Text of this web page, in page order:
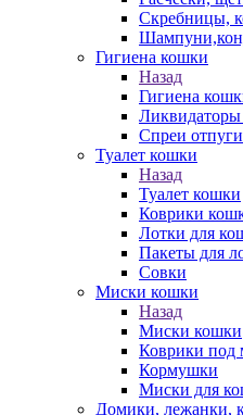
Скребницы,
Гигиена кошки
Назад
Гигиена
Ликвидаторы
Спреи
Туалет кошки
Назад
Туалет кошки
Коврики
Лотки для
Пакеты для
Совки
Миски кошки
Назад
Миски кошки
Коврики под
Кормушки
Миски для
Домики, лежанки,